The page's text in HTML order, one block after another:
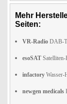
Mehr
Seiten:
VR-Radio DAB-
esoSAT
infactory Wasser-
newgen medicals